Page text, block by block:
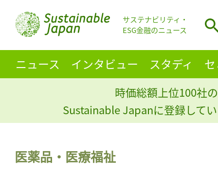
サステナビリティ・
ESG金融のニュース
ニュース インタビュー スタディ
時価総額上位100社
Sustainable Japanに登録して
医薬品・医療福祉